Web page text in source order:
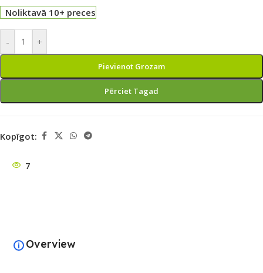
Noliktavā 10+ preces
- +
Pievienot Grozam
Pērciet Tagad
Kopīgot:
7
Overview